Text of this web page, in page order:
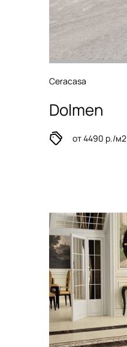
Ceracasa
Dolmen
от 4490 р./м2